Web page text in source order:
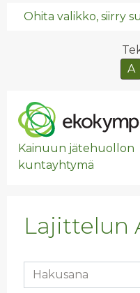
Ohita valikko, siirry
A
Kainuun jätehuollon
kuntayhtymä
Lajittelun
Hakusana